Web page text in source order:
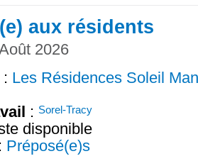
aux résidents
2026
: Les Résidences Soleil
: Sorel-Tracy
disponible
: Préposé(e)s